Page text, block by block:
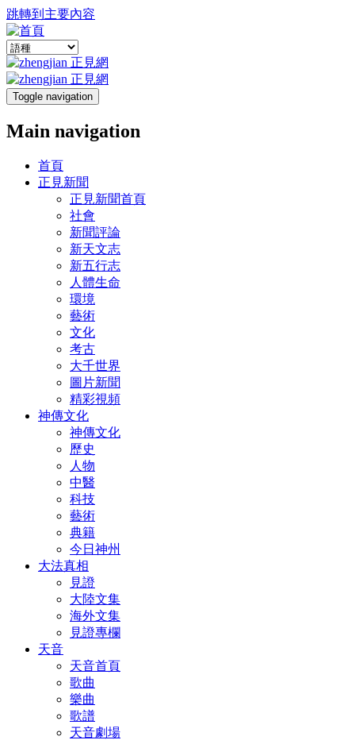
跳轉到主要內容
Toggle navigation
Main navigation
首頁
正見新聞
正見新聞首頁
社會
新聞評論
新天文志
新五行志
人體生命
環境
藝術
文化
考古
大千世界
圖片新聞
精彩視頻
神傳文化
神傳文化
歷史
人物
中醫
科技
藝術
典籍
今日神州
大法真相
見證
大陸文集
海外文集
見證專欄
天音
天音首頁
歌曲
樂曲
歌譜
天音劇場